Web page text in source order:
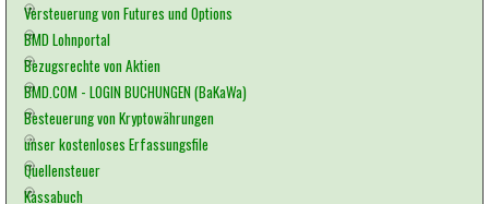
Versteuerung von Futures und Options
BMD Lohnportal
Bezugsrechte von Aktien
BMD.COM - LOGIN BUCHUNGEN (BaKaWa)
Besteuerung von Kryptowährungen
unser kostenloses Erfassungsfile
Quellensteuer
Kassabuch